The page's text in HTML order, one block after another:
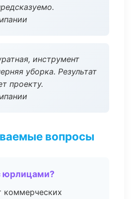
инструмент
уборка. Результат
проекту.
вопросы
юрлицами?
коммерческих